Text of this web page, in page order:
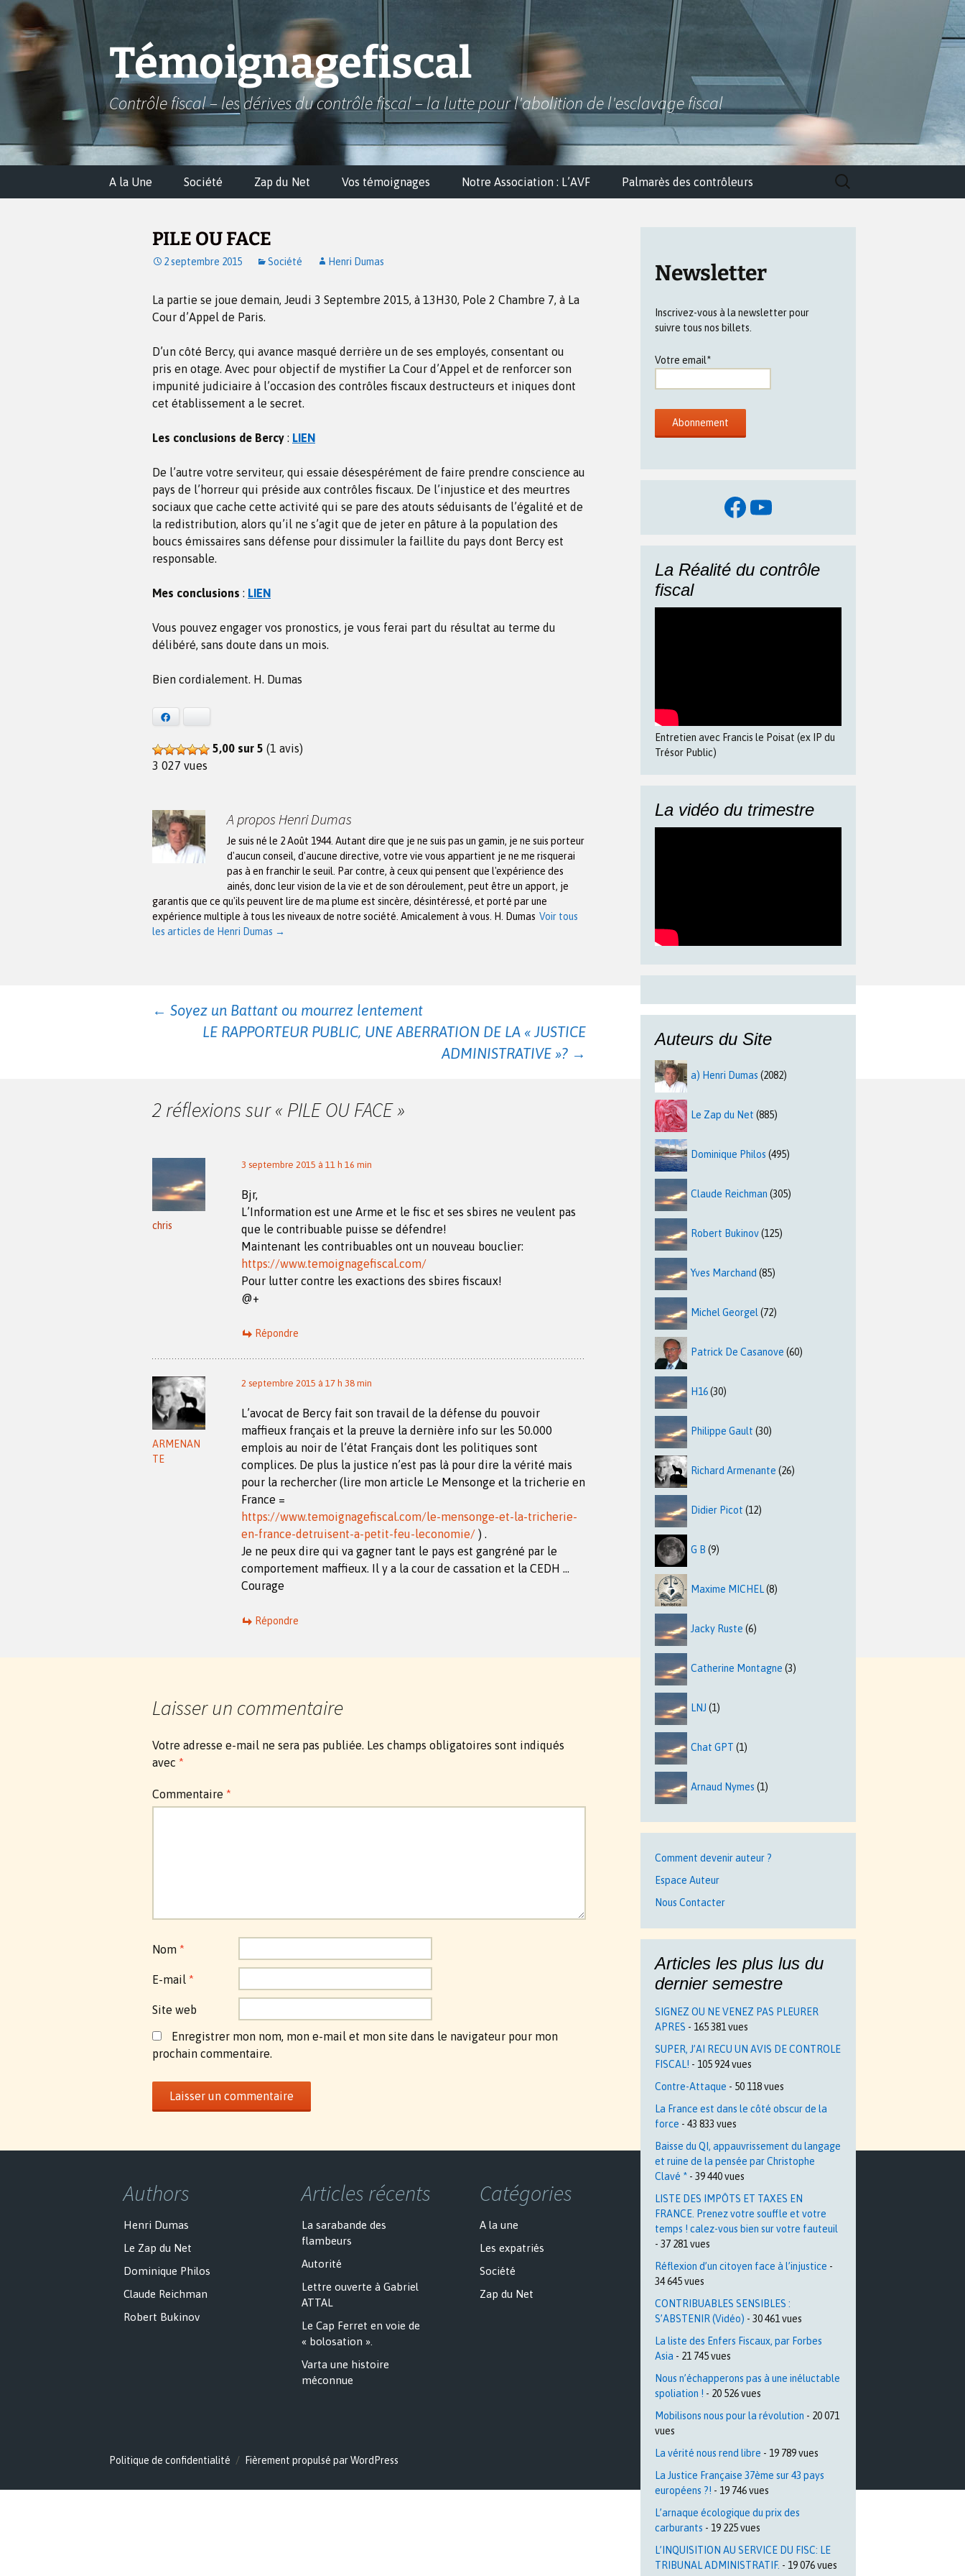
Aller
au
contenu
Témoignagefiscal
Contrôle fiscal – les dérives du contrôle fiscal – la lutte pour l'abolition de l'esclavage fiscal
A la Une Société Zap du Net Vos témoignages Notre Association : L’AVF Palmarès des contrôleurs
Rechercher :
PILE OU FACE
2 septembre 2015 Société Henri Dumas
La partie se joue demain, Jeudi 3 Septembre 2015, à 13H30, Pole 2 Chambre 7, à La
Cour d’Appel de Paris.
D’un côté Bercy, qui avance masqué derrière un de ses employés, consentant ou
pris en otage. Avec pour objectif de mystifier La Cour d’Appel et de renforcer son
impunité judiciaire à l’occasion des contrôles fiscaux destructeurs et iniques dont
cet établissement a le secret.
Les conclusions de Bercy : LIEN
De l’autre votre serviteur, qui essaie désespérément de faire prendre conscience au
pays de l’horreur qui préside aux contrôles fiscaux. De l’injustice et des meurtres
sociaux que cache cette activité qui se pare des atouts séduisants de l’égalité et de
la redistribution, alors qu’il ne s’agit que de jeter en pâture à la population des
boucs émissaires sans défense pour dissimuler la faillite du pays dont Bercy est
responsable.
Mes conclusions : LIEN
Vous pouvez engager vos pronostics, je vous ferai part du résultat au terme du
délibéré, sans doute dans un mois.
Bien cordialement. H. Dumas
5,00 sur 5 (1 avis)
3 027 vues
A propos Henri Dumas
Je suis né le 2 Août 1944. Autant dire que je ne suis pas un gamin, je ne suis porteur
d'aucun conseil, d'aucune directive, votre vie vous appartient je ne me risquerai
pas à en franchir le seuil. Par contre, à ceux qui pensent que l'expérience des
ainés, donc leur vision de la vie et de son déroulement, peut être un apport, je
garantis que ce qu'ils peuvent lire de ma plume est sincère, désintéressé, et porté par une
expérience multiple à tous les niveaux de notre société. Amicalement à vous. H. Dumas Voir tous
les articles de Henri Dumas →
Navigation
← Soyez un Battant ou mourrez lentement
LE RAPPORTEUR PUBLIC, UNE ABERRATION DE LA « JUSTICE
ADMINISTRATIVE »? →
2 réflexions sur « PILE OU FACE»
chris
3 septembre 2015 à 11 h 16 min
Bjr,
L’Information est une Arme et le fisc et ses sbires ne veulent pas
que le contribuable puisse se défendre!
Maintenant les contribuables ont un nouveau bouclier:
https://www.temoignagefiscal.com/
Pour lutter contre les exactions des sbires fiscaux!
@+
Répondre
ARMENAN
TE
2 septembre 2015 à 17 h 38 min
L’avocat de Bercy fait son travail de la défense du pouvoir
maffieux français et la preuve la dernière info sur les 50.000
emplois au noir de l’état Français dont les politiques sont
complices. De plus la justice n’est pas là pour dire la vérité mais
pour la rechercher (lire mon article Le Mensonge et la tricherie en
France =
https://www.temoignagefiscal.com/le-mensonge-et-la-tricherie-
en-france-detruisent-a-petit-feu-leconomie/ ) .
Je ne peux dire qui va gagner tant le pays est gangréné par le
comportement maffieux. Il y a la cour de cassation et la CEDH …
Courage
Répondre
Laisser un commentaire
Votre adresse e-mail ne sera pas publiée. Les champs obligatoires sont indiqués
avec *
Commentaire *
Nom *
E-mail *
Site web
Enregistrer mon nom, mon e-mail et mon site dans le navigateur pour mon
prochain commentaire.
Newsletter
Inscrivez-vous à la newsletter pour
suivre tous nos billets.
Votre email*
Facebook
YouTube
La Réalité du contrôle
fiscal
Entretien avec Francis le Poisat (ex IP du
Trésor Public)
La vidéo du trimestre
Auteurs du Site
a) Henri Dumas (2082)
Le Zap du Net (885)
Dominique Philos (495)
Claude Reichman (305)
Robert Bukinov(125)
Yves Marchand (85)
Michel Georgel (72)
Patrick De Casanove (60)
H16(30)
Philippe Gault (30)
Richard Armenante (26)
Didier Picot (12)
G B (9)
Maxime MICHEL(8)
Jacky Ruste (6)
Catherine Montagne (3)
LNJ (1)
Chat GPT (1)
Arnaud Nymes (1)
Comment devenir auteur ?
Espace Auteur
Nous Contacter
Articles les plus lus du
dernier semestre
SIGNEZ OU NE VENEZ PAS PLEURER
APRES - 165 381 vues
SUPER, J’AI RECU UN AVIS DE CONTROLE
FISCAL! - 105 924 vues
Contre-Attaque - 50 118 vues
La France est dans le côté obscur de la
force - 43 833 vues
Baisse du QI, appauvrissement du langage
et ruine de la pensée par Christophe
Clavé * - 39 440 vues
LISTE DES IMPÔTS ET TAXES EN
FRANCE. Prenez votre souffle et votre
temps ! calez-vous bien sur votre fauteuil
- 37 281 vues
Réflexion d’un citoyen face à l’injustice -
34 645 vues
CONTRIBUABLES SENSIBLES :
S’ABSTENIR (Vidéo) - 30 461 vues
La liste des Enfers Fiscaux, par Forbes
Asia - 21 745 vues
Nous n’échapperons pas à une inéluctable
spoliation ! - 20 526 vues
Mobilisons nous pour la révolution - 20 071
vues
La vérité nous rend libre - 19 789 vues
La Justice Française 37ème sur 43 pays
européens ?! - 19 746 vues
L’arnaque écologique du prix des
carburants - 19 225 vues
L’INQUISITION AU SERVICE DU FISC: LE
TRIBUNAL ADMINISTRATIF. - 19 076 vues
Authors
Henri Dumas
Le Zap du Net
Dominique Philos
Claude Reichman
Robert Bukinov
Articles récents
La sarabande des
flambeurs
Autorité
Lettre ouverte à Gabriel
ATTAL
Le Cap Ferret en voie de
« bolosation ».
Varta une histoire
méconnue
Catégories
A la une
Les expatriés
Société
Zap du Net
Politique de confidentialité Fièrement propulsé par WordPress